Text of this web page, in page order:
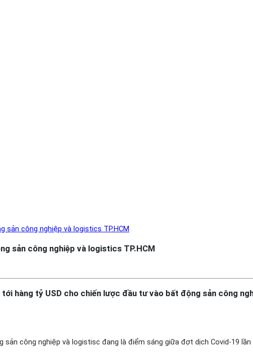
sản công nghiệp và logistics TP.HCM
sản công nghiệp và logistics TP.HCM
tới hàng tỷ USD cho chiến lược đầu tư vào bất động sản công
công nghiệp và logistisc đang là điểm sáng giữa đợt dịch Covid-19